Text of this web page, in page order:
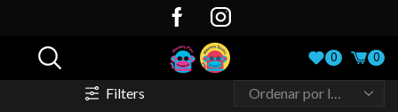
0 0
Filters